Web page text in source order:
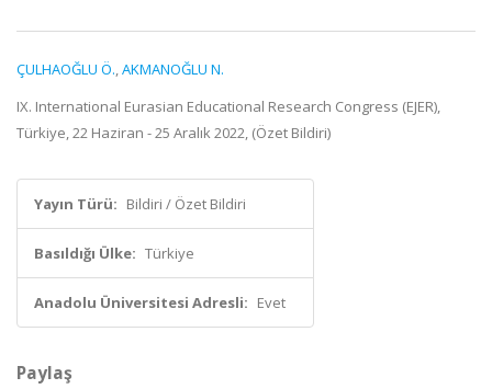
ÇULHAOĞLU Ö.,AKMANOĞLU N.
IX. International Eurasian Educational Research Congress (EJER),
Türkiye, 22 Haziran - 25 Aralık 2022, (Özet Bildiri)
Yayın Türü: Bildiri / Özet Bildiri
Basıldığı Ülke: Türkiye
Anadolu Üniversitesi Adresli: Evet
Paylaş